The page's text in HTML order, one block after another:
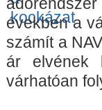
években a
számít a
ár elvének
várhatóan